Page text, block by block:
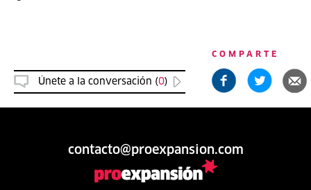
Únete a la conversación (0)
COMPARTE
contacto@proexpansion.com